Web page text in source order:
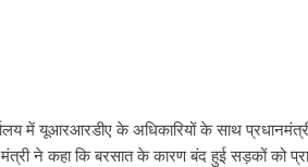
में यूआरआरडीए के अधिकारियों के साथ
ने कहा कि बरसात के कारण बंद हुई सड़कों को